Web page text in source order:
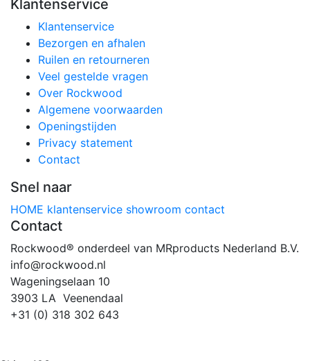
Klantenservice
Klantenservice
Bezorgen en afhalen
Ruilen en retourneren
Veel gestelde vragen
Over Rockwood
Algemene voorwaarden
Openingstijden
Privacy statement
Contact
Snel naar
HOME klantenservice showroom contact
Contact
Rockwood® onderdeel van MRproducts Nederland B.V.
info@rockwood.nl
Wageningselaan 10
3903 LA Veenendaal
+31 (0) 318 302 643